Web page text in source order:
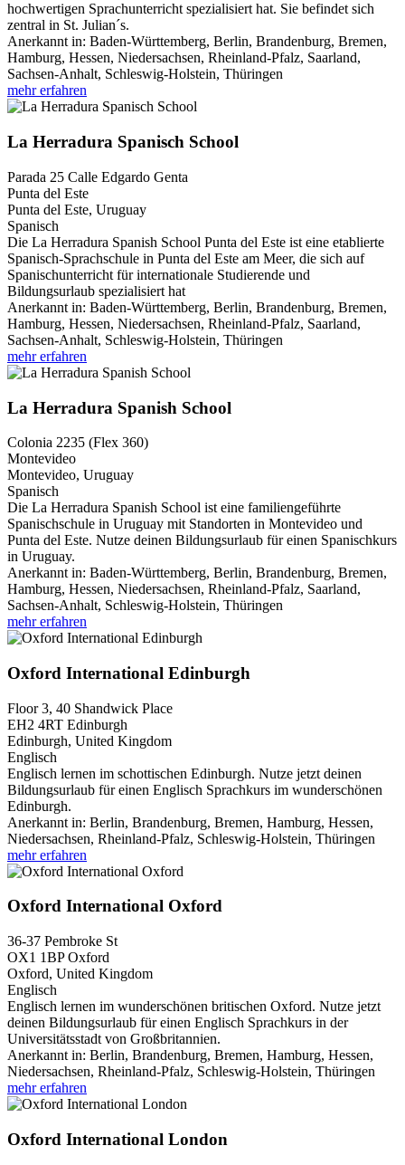
hochwertigen Sprachunterricht spezialisiert hat. Sie befindet sich
zentral in St. Julian´s.
Anerkannt in: Baden-Württemberg, Berlin, Brandenburg, Bremen,
Hamburg, Hessen, Niedersachsen, Rheinland-Pfalz, Saarland,
Sachsen-Anhalt, Schleswig-Holstein, Thüringen
mehr erfahren
La Herradura Spanisch School
Parada 25 Calle Edgardo Genta
Punta del Este
Punta del Este, Uruguay
Spanisch
Die La Herradura Spanish School Punta del Este ist eine etablierte
Spanisch-Sprachschule in Punta del Este am Meer, die sich auf
Spanischunterricht für internationale Studierende und
Bildungsurlaub spezialisiert hat
Anerkannt in: Baden-Württemberg, Berlin, Brandenburg, Bremen,
Hamburg, Hessen, Niedersachsen, Rheinland-Pfalz, Saarland,
Sachsen-Anhalt, Schleswig-Holstein, Thüringen
mehr erfahren
La Herradura Spanish School
Colonia 2235 (Flex 360)
Montevideo
Montevideo, Uruguay
Spanisch
Die La Herradura Spanish School ist eine familiengeführte
Spanischschule in Uruguay mit Standorten in Montevideo und
Punta del Este. Nutze deinen Bildungsurlaub für einen Spanischkurs
in Uruguay.
Anerkannt in: Baden-Württemberg, Berlin, Brandenburg, Bremen,
Hamburg, Hessen, Niedersachsen, Rheinland-Pfalz, Saarland,
Sachsen-Anhalt, Schleswig-Holstein, Thüringen
mehr erfahren
Oxford International Edinburgh
Floor 3, 40 Shandwick Place
EH2 4RT Edinburgh
Edinburgh, United Kingdom
Englisch
Englisch lernen im schottischen Edinburgh. Nutze jetzt deinen
Bildungsurlaub für einen Englisch Sprachkurs im wunderschönen
Edinburgh.
Anerkannt in: Berlin, Brandenburg, Bremen, Hamburg, Hessen,
Niedersachsen, Rheinland-Pfalz, Schleswig-Holstein, Thüringen
mehr erfahren
Oxford International Oxford
36-37 Pembroke St
OX1 1BP Oxford
Oxford, United Kingdom
Englisch
Englisch lernen im wunderschönen britischen Oxford. Nutze jetzt
deinen Bildungsurlaub für einen Englisch Sprachkurs in der
Universitätsstadt von Großbritannien.
Anerkannt in: Berlin, Brandenburg, Bremen, Hamburg, Hessen,
Niedersachsen, Rheinland-Pfalz, Schleswig-Holstein, Thüringen
mehr erfahren
Oxford International London